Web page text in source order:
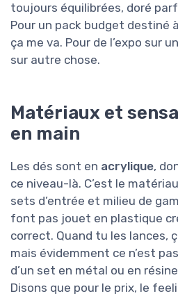
toujours équilibrées, doré
Pour un pack budget destiné
ça me va. Pour de l’expo sur
sur autre chose.
Matériaux et
en main
Les dés sont en acrylique,
ce niveau-là. C’est le
sets d’entrée et milieu de
font pas jouet en plastique
correct. Quand tu les lances,
mais évidemment ce n’est
d’un set en métal ou en
Disons que pour le prix, le